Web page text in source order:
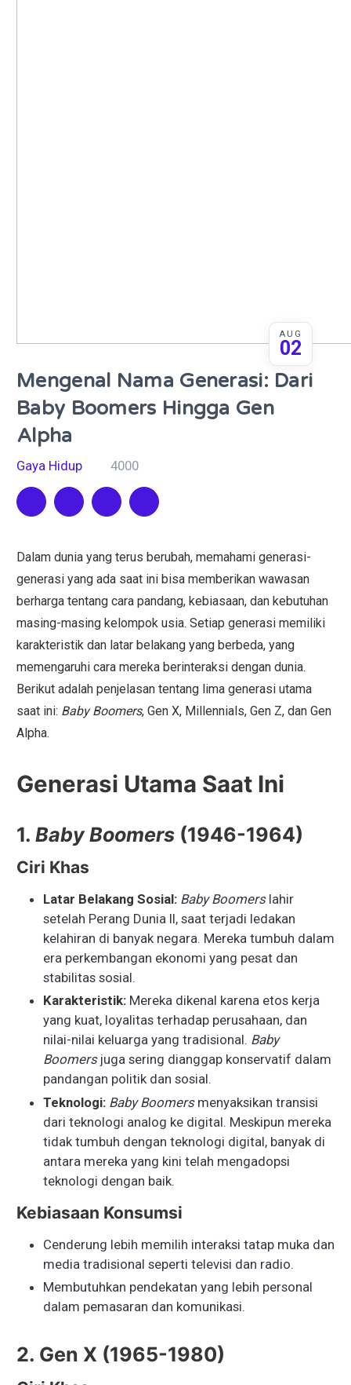
AUG
02
Mengenal Nama Generasi: Dari
Baby Boomers Hingga Gen
Alpha
Gaya Hidup 4000
Dalam dunia yang terus berubah, memahami generasi-
generasi yang ada saat ini bisa memberikan wawasan
berharga tentang cara pandang, kebiasaan, dan kebutuhan
masing-masing kelompok usia. Setiap generasi memiliki
karakteristik dan latar belakang yang berbeda, yang
memengaruhi cara mereka berinteraksi dengan dunia.
Berikut adalah penjelasan tentang lima generasi utama
saat ini: Baby Boomers, Gen X, Millennials, Gen Z, dan Gen
Alpha.
Generasi Utama Saat Ini
1. Baby Boomers (1946-1964)
Ciri Khas
Latar Belakang Sosial: Baby Boomerslahir
setelah Perang Dunia II, saat terjadi ledakan
kelahiran di banyak negara. Mereka tumbuh dalam
era perkembangan ekonomi yang pesat dan
stabilitas sosial.
Karakteristik:Mereka dikenal karena etos kerja
yang kuat, loyalitas terhadap perusahaan, dan
nilai-nilai keluarga yang tradisional. Baby
Boomersjuga sering dianggap konservatif dalam
pandangan politik dan sosial.
Teknologi: Baby Boomersmenyaksikan transisi
dari teknologi analog ke digital. Meskipun mereka
tidak tumbuh dengan teknologi digital, banyak di
antara mereka yang kini telah mengadopsi
teknologi dengan baik.
Kebiasaan Konsumsi
Cenderung lebih memilih interaksi tatap muka dan
media tradisional seperti televisi dan radio.
Membutuhkan pendekatan yang lebih personal
dalam pemasaran dan komunikasi.
2. Gen X (1965-1980)